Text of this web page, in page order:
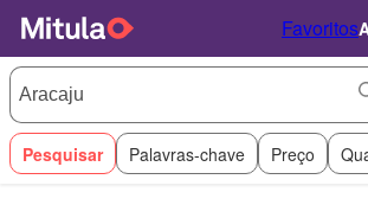
Favoritos
Pesquisar Palavras-chave Preço